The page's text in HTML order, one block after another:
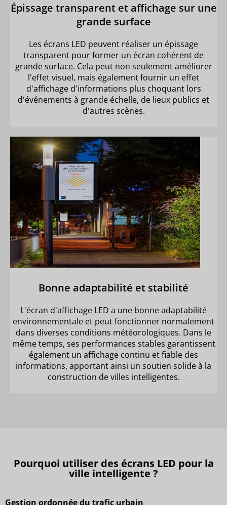
Épissage transparent et affichage sur une
grande surface
Les écrans LED peuvent réaliser un épissage
transparent pour former un écran cohérent de
grande surface. Cela peut non seulement améliorer
l'effet visuel, mais également fournir un effet
d'affichage d'informations plus choquant lors
d'événements à grande échelle, de lieux publics et
d'autres scènes.
Bonne adaptabilité et stabilité
L'écran d'affichage LED a une bonne adaptabilité
environnementale et peut fonctionner normalement
dans diverses conditions météorologiques. Dans le
même temps, ses performances stables garantissent
également un affichage continu et fiable des
informations, apportant ainsi un soutien solide à la
construction de villes intelligentes.
Pourquoi utiliser des écrans LED pour la
ville intelligente ?
Gestion ordonnée du trafic urbain